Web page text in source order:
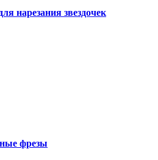
нарезания звездочек
фрезы